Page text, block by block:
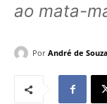
ao mata-
Por André de Souza